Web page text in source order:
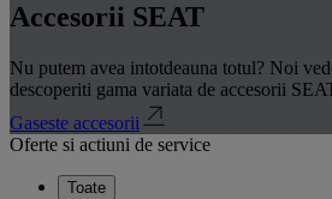
Accesorii SEAT
Nu putem avea intotdeauna totul? Noi
descoperiti gama variata de accesorii
Gaseste accesorii
Oferte si actiuni de service
Toate